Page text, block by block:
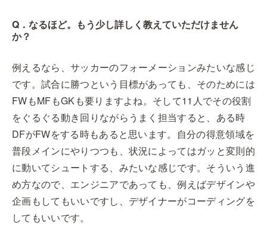
Q．なるほど。もう少し詳しく教えていただけません
か？
例えるなら、サッカーのフォーメーションみたいな感じ
です。試合に勝つという目標があっても、そのためには
FWもMFもGKも要りますよね。そして11人でその役割
をぐるぐる動き回りながらうまく担当すると、ある時
DFがFWをする時もあると思います。自分の得意領域を
普段メインにやりつつも、状況によってはガッと変則的
に動いてシュートする、みたいな感じです。そういう進
め方なので、エンジニアであっても、例えばデザインや
企画もしてもいいですし、デザイナーがコーディングを
してもいいです。